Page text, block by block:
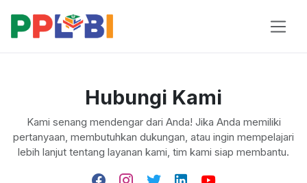
Hubungi Kami
Kami senang mendengar dari Anda! Jika Anda memiliki
pertanyaan, membutuhkan dukungan, atau ingin mempelajari
lebih lanjut tentang layanan kami, tim kami siap membantu.